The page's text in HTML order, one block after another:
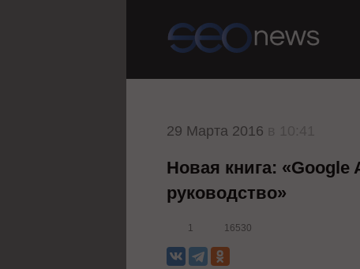
29 Марта 2016
Новая книга: «Google
руководство»
1 16530